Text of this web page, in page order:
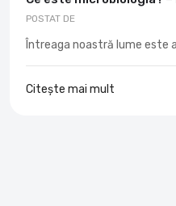
POSTAT DE
Întreaga noastră lume este
Citește mai mult